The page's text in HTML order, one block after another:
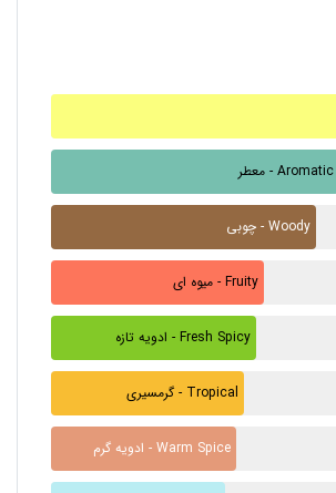
معطر - Aromatic
چوبی - Woody
میوه ای - Fruity
ادویه تازه - Fresh Spicy
گرمسیری - Tropical
ادویه گرم - Warm Spice